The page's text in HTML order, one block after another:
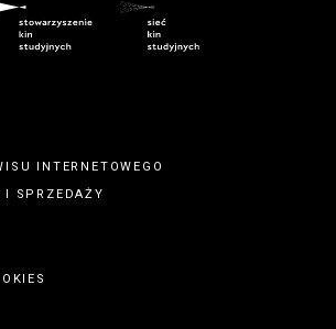
INTERNETOWEGO
SPRZEDAŻY